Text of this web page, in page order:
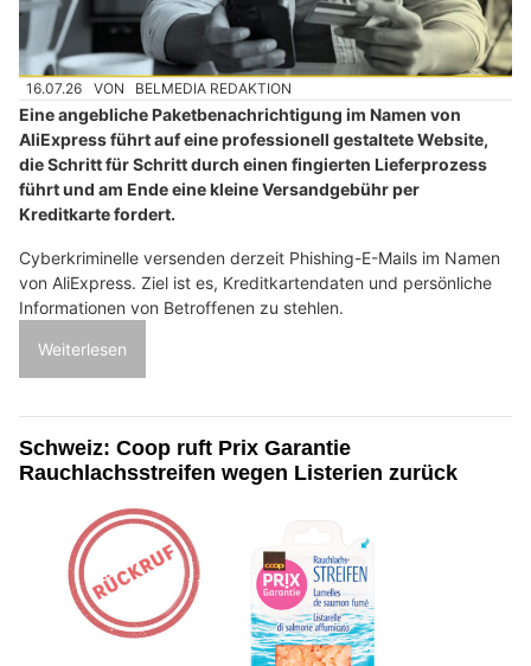
16.07.26 VON BELMEDIA REDAKTION
Eine angebliche Paketbenachrichtigung im Namen von
AliExpress führt auf eine professionell gestaltete Website,
die Schritt für Schritt durch einen fingierten Lieferprozess
führt und am Ende eine kleine Versandgebühr per
Kreditkarte fordert.
Cyberkriminelle versenden derzeit Phishing-E-Mails im Namen
von AliExpress. Ziel ist es, Kreditkartendaten und persönliche
Informationen von Betroffenen zu stehlen.
Weiterlesen
Schweiz: Coop ruft Prix Garantie
Rauchlachsstreifen wegen Listerien zurück